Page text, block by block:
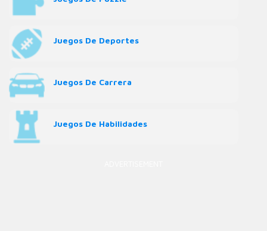
Juegos De Deportes
Juegos De Carrera
Juegos De Habilidades